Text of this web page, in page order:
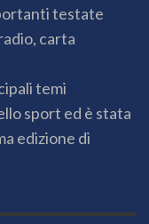
testate
carta
temi
sport ed è stata
edizione di